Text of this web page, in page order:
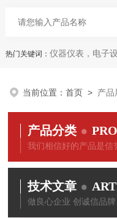
热门关键词： 仪器仪表，电子设备，机械
当前位置：首页 > 产品
产品分类
我们相信好的产品是信
技术文章
做良心企业 创诚信品牌